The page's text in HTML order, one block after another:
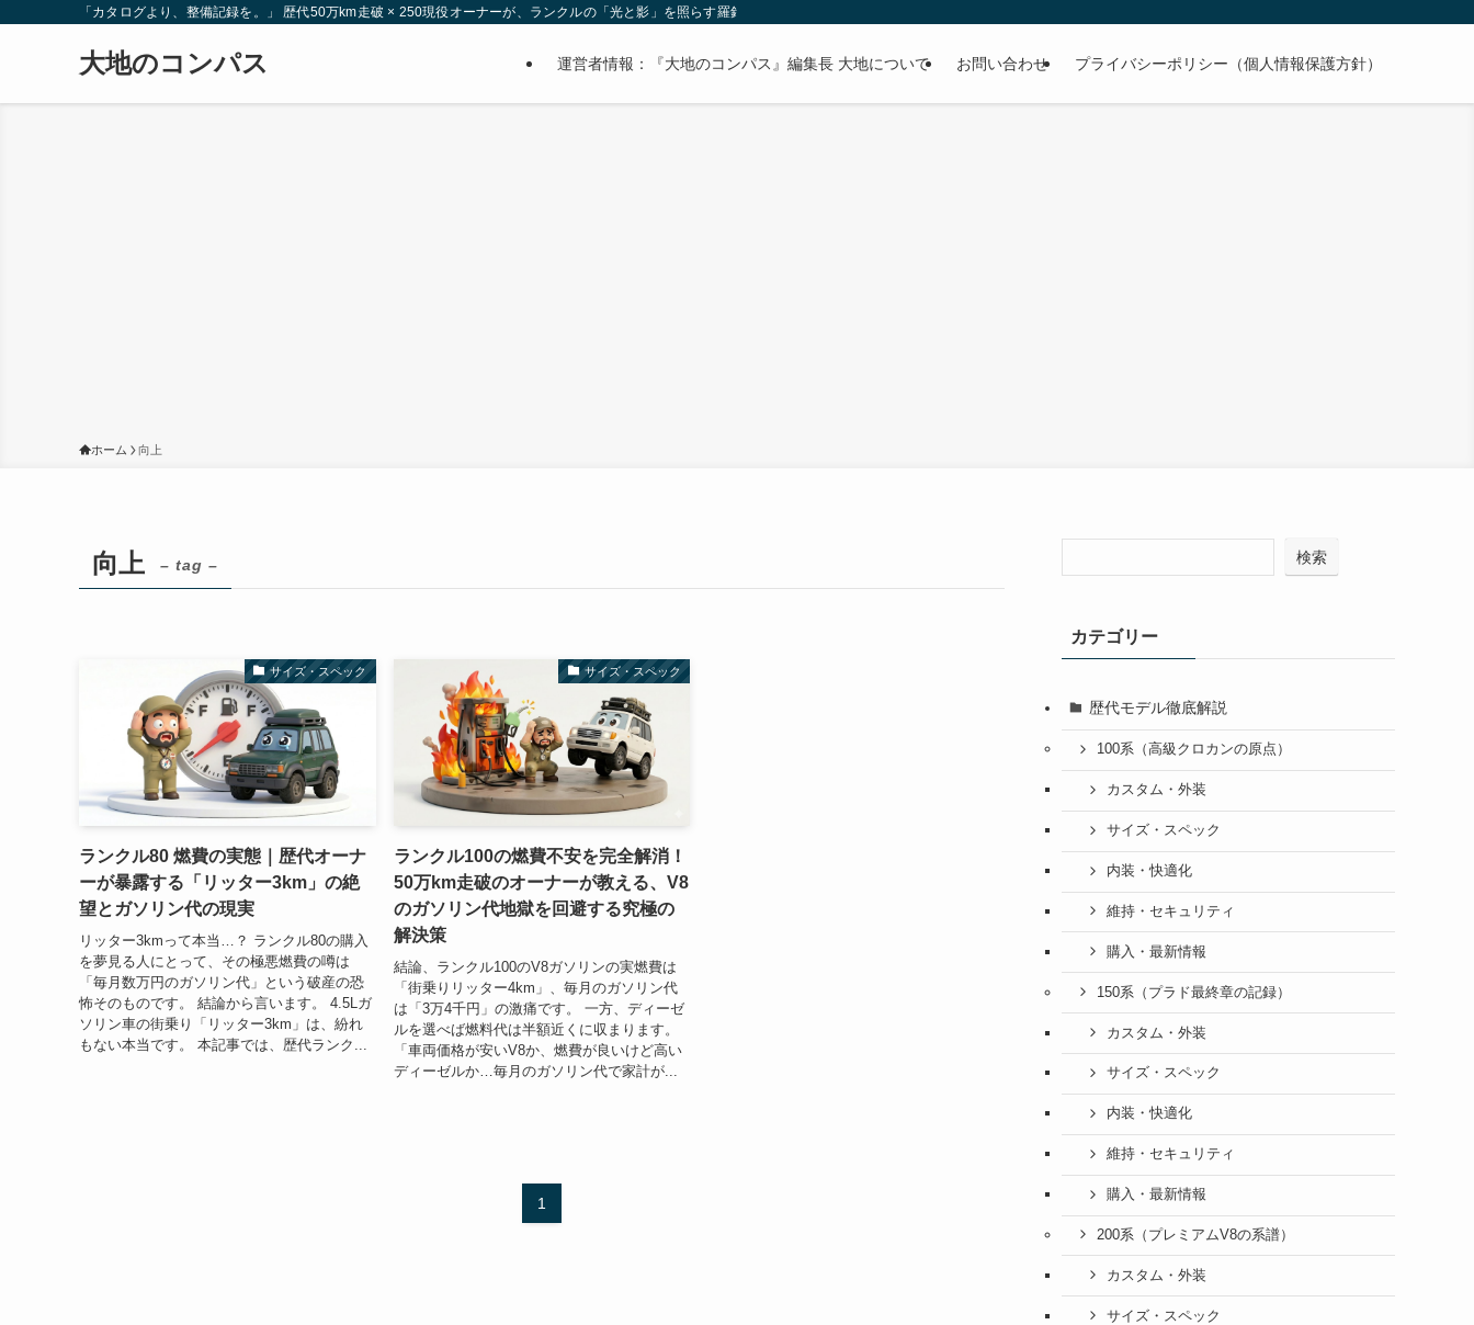
「カタログより、整備記録を。」 歴代50万km走破 × 250現役オーナーが、ランクルの「光と影」を照らす羅針盤。
大地のコンパス 運営者情報：『大地のコンパス』編集長 大地について お問い合わせ プライバシーポリシー（個人情報保護方針）
ホーム 向上
向上 – tag –
サイズ・スペック
ランクル80 燃費の実態｜歴代オーナ
ーが暴露する「リッター3km」の絶
望とガソリン代の現実
リッター3kmって本当…？ ランクル80の購入
を夢見る人にとって、その極悪燃費の噂は
「毎月数万円のガソリン代」という破産の恐
怖そのものです。 結論から言います。 4.5Lガ
ソリン車の街乗り「リッター3km」は、紛れ
もない本当です。 本記事では、歴代ランク...
サイズ・スペック
ランクル100の燃費不安を完全解消！
50万km走破のオーナーが教える、V8
のガソリン代地獄を回避する究極の
解決策
結論、ランクル100のV8ガソリンの実燃費は
「街乗りリッター4km」、毎月のガソリン代
は「3万4千円」の激痛です。 一方、ディーゼ
ルを選べば燃料代は半額近くに収まります。
「車両価格が安いV8か、燃費が良いけど高い
ディーゼルか…毎月のガソリン代で家計が...
1
検索
カテゴリー
歴代モデル徹底解説
100系（高級クロカンの原点）
カスタム・外装
サイズ・スペック
内装・快適化
維持・セキュリティ
購入・最新情報
150系（プラド最終章の記録）
カスタム・外装
サイズ・スペック
内装・快適化
維持・セキュリティ
購入・最新情報
200系（プレミアムV8の系譜）
カスタム・外装
サイズ・スペック